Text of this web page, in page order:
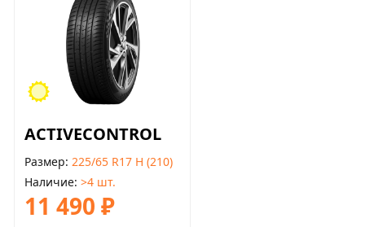
ACTIVECONTROL
Размер 225/65 R17 H (210)
Наличие >4 шт.
11 490 ₽